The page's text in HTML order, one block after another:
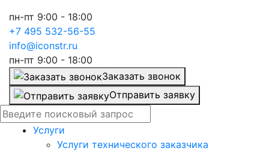
пн-пт 9:00 - 18:00
+7 495 532-56-55
info@iconstr.ru
пн-пт 9:00 - 18:00
Заказать звонок
Отправить заявку
Услуги
Услуги технического заказчика